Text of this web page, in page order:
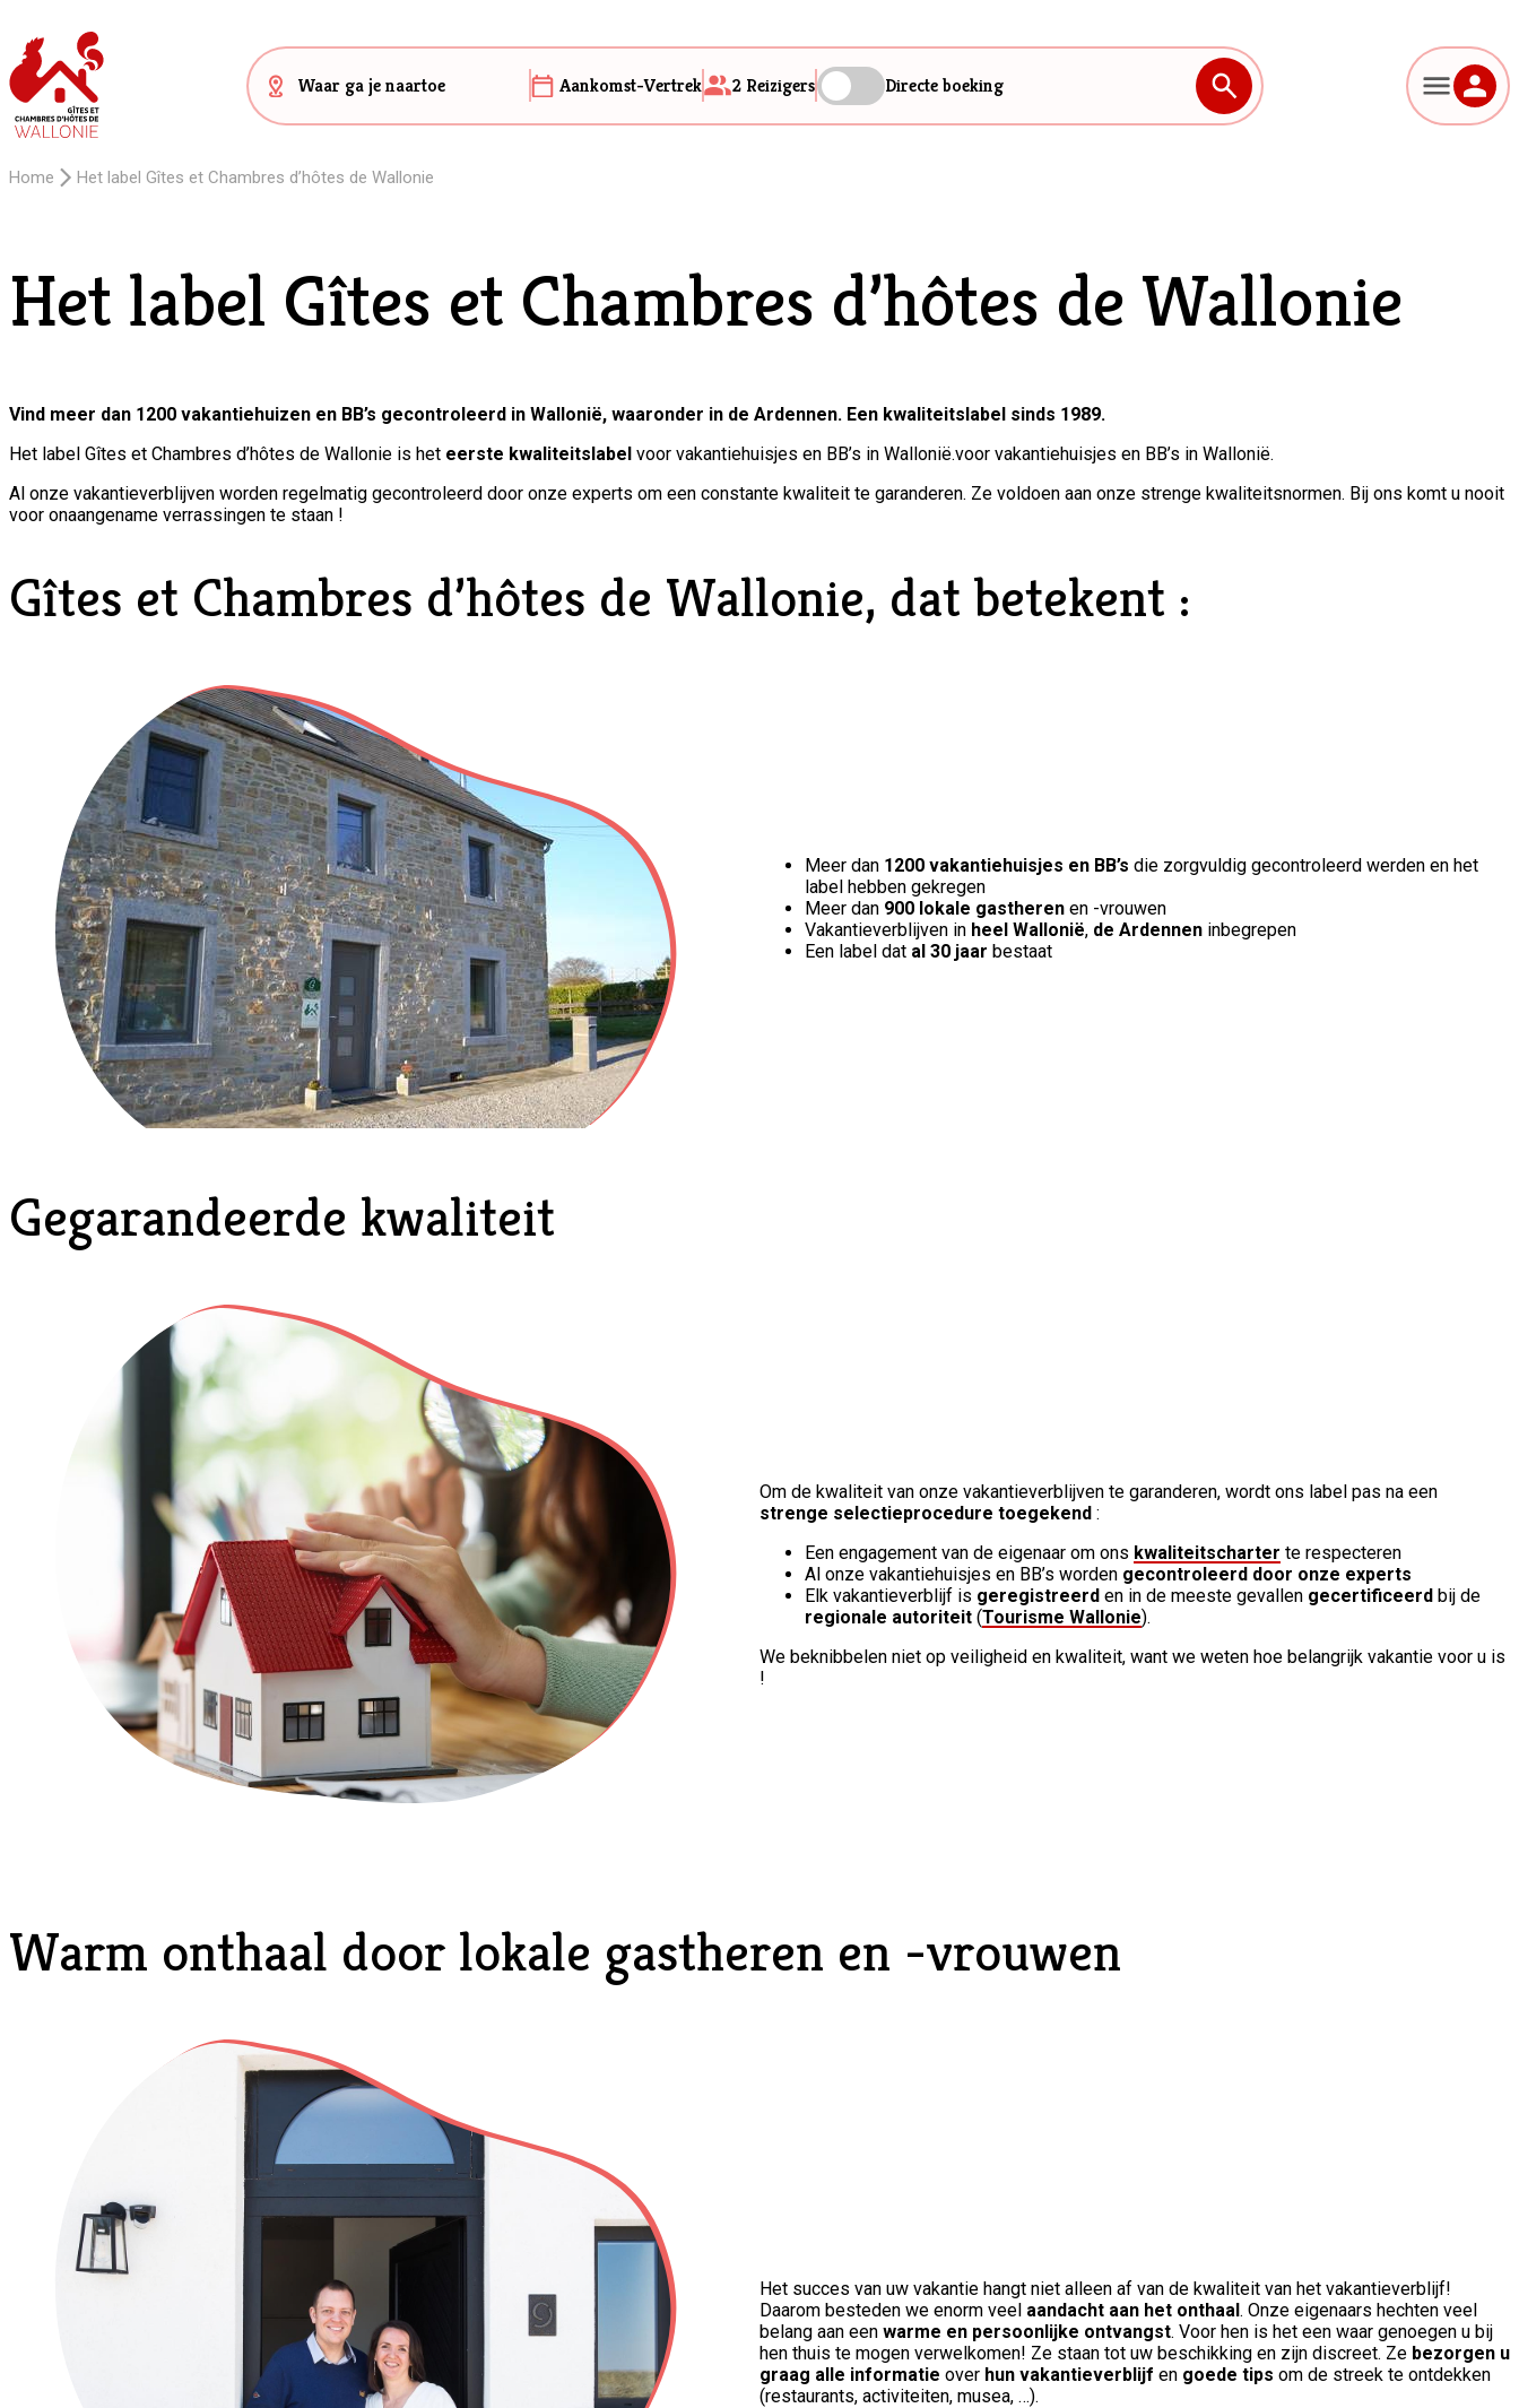
Aankomst-Vertrek 2 Reizigers Directe boeking
Home Het label Gîtes et Chambres d’hôtes de Wallonie
Het label Gîtes et Chambres d’hôtes de Wallonie
Vind meer dan 1200 vakantiehuizen en BB’s gecontroleerd in Wallonië, waaronder in de Ardennen. Een kwaliteitslabel sinds 1989.
Het label Gîtes et Chambres d’hôtes de Wallonie is het eerste kwaliteitslabel voor vakantiehuisjes en BB’s in Wallonië.voor vakantiehuisjes en BB’s in Wallonië.
Al onze vakantieverblijven worden regelmatig gecontroleerd door onze experts om een constante kwaliteit te garanderen. Ze voldoen aan onze strenge kwaliteitsnormen. Bij ons komt u nooit
voor onaangename verrassingen te staan !
Gîtes et Chambres d’hôtes de Wallonie, dat betekent :
Meer dan 1200 vakantiehuisjes en BB’s die zorgvuldig gecontroleerd werden en het
label hebben gekregen
Meer dan 900 lokale gastheren en -vrouwen
Vakantieverblijven in heel Wallonië, de Ardennen inbegrepen
Een label dat al 30 jaar bestaat
Gegarandeerde kwaliteit
Om de kwaliteit van onze vakantieverblijven te garanderen, wordt ons label pas na een
strenge selectieprocedure toegekend :
Een engagement van de eigenaar om ons kwaliteitscharter te respecteren
Al onze vakantiehuisjes en BB’s worden gecontroleerd door onze experts
Elk vakantieverblijf is geregistreerd en in de meeste gevallen gecertificeerd bij de
regionale autoriteit (Tourisme Wallonie).
We beknibbelen niet op veiligheid en kwaliteit, want we weten hoe belangrijk vakantie voor u is
!
Warm onthaal door lokale gastheren en -vrouwen
Het succes van uw vakantie hangt niet alleen af van de kwaliteit van het vakantieverblijf!
Daarom besteden we enorm veel aandacht aan het onthaal. Onze eigenaars hechten veel
belang aan een warme en persoonlijke ontvangst. Voor hen is het een waar genoegen u bij
hen thuis te mogen verwelkomen! Ze staan tot uw beschikking en zijn discreet. Ze bezorgen u
graag alle informatie over hun vakantieverblijf en goede tips om de streek te ontdekken
(restaurants, activiteiten, musea, …).